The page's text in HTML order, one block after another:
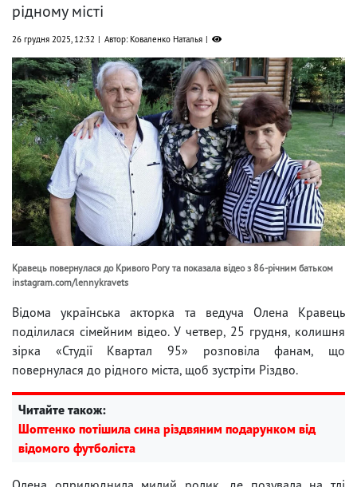
рідному місті
26 грудня 2025, 12:32 Автор: Коваленко Наталья
Кравець повернулася до Кривого Рогу та показала відео з 86-річним батьком
instagram.com/lennykravets
Відома українська акторка та ведуча Олена Кравець
поділилася сімейним відео. У четвер, 25 грудня, колишня
зірка «Студії Квартал 95» розповіла фанам, що
повернулася до рідного міста, щоб зустріти Різдво.
Читайте також:
Шоптенко потішила сина різдвяним подарунком від
відомого футболіста